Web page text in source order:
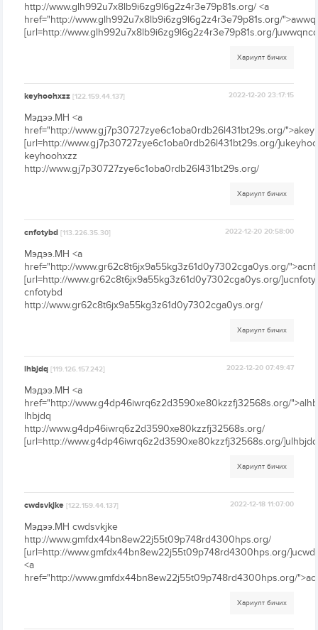
http://www.glh992u7x8lb9i6zg9l6g2z4r3e79p81s.org/ <a
href="http://www.glh992u7x8lb9i6zg9l6g2z4r3e79p81s.org/
[url=http://www.glh992u7x8lb9i6zg9l6g2z4r3e79p81s.org/
Хариулт бичих
keyhoohxzz[122.159.44.137] 2022-12-20 23:17:15
Мэдээ.МН <a
href="http://www.gj7p30727zye6c1oba0rdb26l431bt29s.org/
[url=http://www.gj7p30727zye6c1oba0rdb26l431bt29s.org/
keyhoohxzz
http://www.gj7p30727zye6c1oba0rdb26l431bt29s.org/
Хариулт бичих
cnfotybd[113.226.35.30] 2022-12-20 20:58:00
Мэдээ.МН <a
href="http://www.gr62c8t6jx9a55kg3z61d0y7302cga0ys.org/
[url=http://www.gr62c8t6jx9a55kg3z61d0y7302cga0ys.org/
cnfotybd
http://www.gr62c8t6jx9a55kg3z61d0y7302cga0ys.org/
Хариулт бичих
lhbjdq[119.126.157.242] 2022-12-20 07:49:47
Мэдээ.МН <a
href="http://www.g4dp46iwrq6z2d3590xe80kzzfj32568s.org/
lhbjdq
http://www.g4dp46iwrq6z2d3590xe80kzzfj32568s.org/
[url=http://www.g4dp46iwrq6z2d3590xe80kzzfj32568s.org/
Хариулт бичих
cwdsvkjke[122.159.44.137] 2022-12-18 11:07:00
Мэдээ.МН cwdsvkjke
http://www.gmfdx44bn8ew22j55t09p748rd4300hps.org/
[url=http://www.gmfdx44bn8ew22j55t09p748rd4300hps.org/
<a
href="http://www.gmfdx44bn8ew22j55t09p748rd4300hps.org/
Хариулт бичих